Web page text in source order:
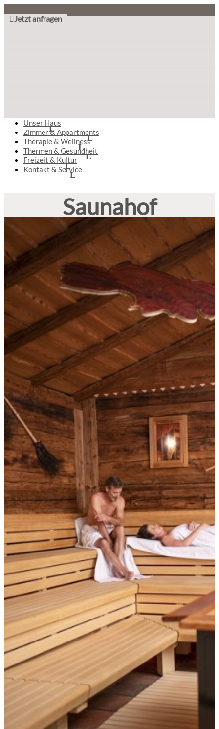
Jetzt anfragen
Unser Haus
Zimmer & Appartments
Therapie & Wellness
Thermen & Gesundheit
Freizeit & Kultur
Kontakt & Service
Saunahof